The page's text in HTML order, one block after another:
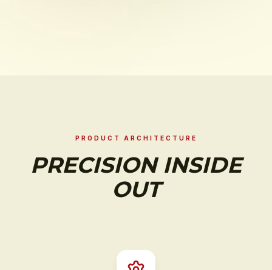
PRODUCT ARCHITECTURE
PRECISION INSIDE
OUT